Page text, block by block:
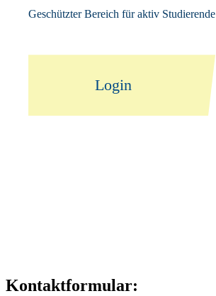
Geschützter Bereich für aktiv Studierende
Login
Kontaktformular: